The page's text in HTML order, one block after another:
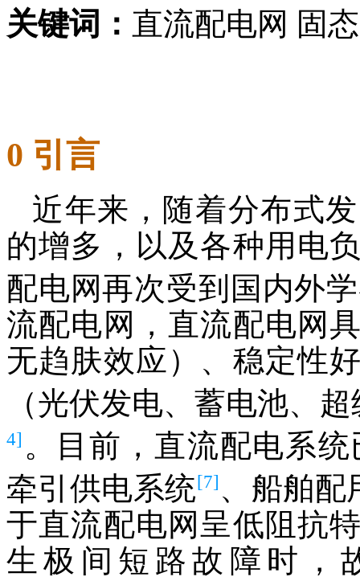
关键词： 直流配电网 固
0 引言
近年来，随着分布式
的增多，以及各种用电
配电网再次受到国内外
流配电网，直流配电网
无趋肤效应）、稳定性
（光伏发电、蓄电池、
4] 。目前，直流配电系
牵引供电系统[7] 、船舶配
于直流配电网呈低阻抗
生极间短路故障时，